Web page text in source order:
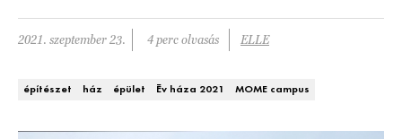
PSZICHÉ
ÉLETMÓD
2021. szeptember 23. 4 perc olvasás ELLE
építészet ház épület Év háza 2021 MOME campus